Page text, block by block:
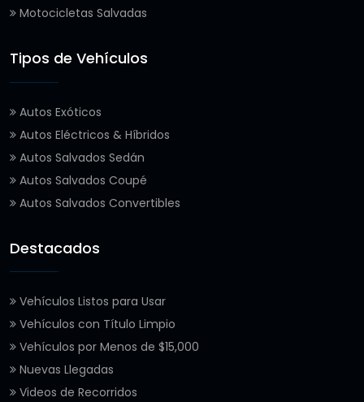
Motocicletas Salvadas
Tipos de Vehículos
Autos Exóticos
Autos Eléctricos & Híbridos
Autos Salvados Sedán
Autos Salvados Coupé
Autos Salvados Convertibles
Destacados
Vehículos Listos para Usar
Vehículos con Título Limpio
Vehículos por Menos de $15,000
Nuevas Llegadas
Videos de Recorridos